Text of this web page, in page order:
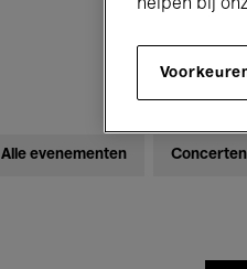
Alle evenementen Concerten
helpen bij